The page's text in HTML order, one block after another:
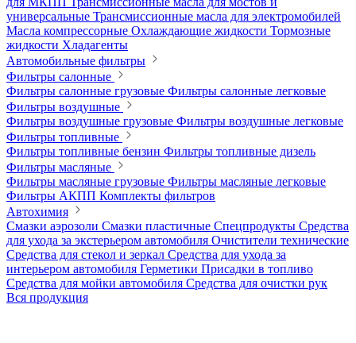
универсальные Трансмиссионные масла для электромобилей
Масла компрессорные Охлаждающие жидкости Тормозные
жидкости Хладагенты
Автомобильные фильтры
Фильтры салонные
Фильтры салонные грузовые Фильтры салонные легковые
Фильтры воздушные
Фильтры воздушные грузовые Фильтры воздушные легковые
Фильтры топливные
Фильтры топливные бензин Фильтры топливные дизель
Фильтры масляные
Фильтры масляные грузовые Фильтры масляные легковые
Фильтры АКПП Комплекты фильтров
Автохимия
Смазки аэрозоли Смазки пластичные Спецпродукты Средства
для ухода за экстерьером автомобиля Очистители технические
Средства для стекол и зеркал Средства для ухода за
интерьером автомобиля Герметики Присадки в топливо
Средства для мойки автомобиля Средства для очистки рук
Вся продукция